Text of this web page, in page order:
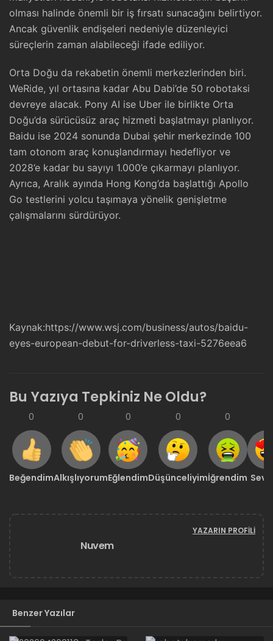
olması halinde önemli bir iş fırsatı sunacağını belirtiyor.
Ancak güvenlik endişeleri nedeniyle düzenleyici
süreçlerin zaman alabileceği ifade ediliyor.
Orta Doğu da rekabetin önemli merkezlerinden biri.
WeRide, yıl ortasına kadar Abu Dabi’de 50 robotaksi
devreye alacak. Pony AI ise Uber ile birlikte Orta
Doğu’da sürücüsüz araç hizmeti başlatmayı planlıyor.
Baidu ise 2024 sonunda Dubai şehir merkezinde 100
tam otonom araç konuşlandırmayı hedefliyor ve
2028’e kadar bu sayıyı 1.000’e çıkarmayı planlıyor.
Ayrıca, Aralık ayında Hong Kong’da başlattığı Apollo
Go testlerini yolcu taşımaya yönelik genişletme
çalışmalarını sürdürüyor.
Kaynak:https://www.wsj.com/business/autos/baidu-
eyes-european-debut-for-driverless-taxi-5276eea6
Bu Yazıya Tepkiniz Ne Oldu?
0
Beğendim
0
Alkışlıyorum
0
Eğlendim
0
Düşünceliyim
0
İğrendim
Nuvem
YAZARIN PROFILI
Benzer Yazılar